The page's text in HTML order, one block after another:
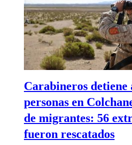
Carabineros detiene
personas en
de migrantes: 56
fueron rescatados